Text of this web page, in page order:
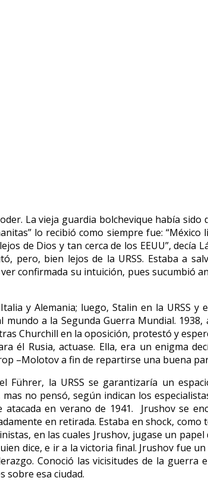
La vieja guardia bolchevique había sido
lo recibió como siempre fue: “México
de Dios y tan cerca de los EEUU”, decía
pero, bien lejos de la URSS. Estaba a
confirmada su intuición, pues sucumbió
y Alemania; luego, Stalin en la URSS y
a la Segunda Guerra Mundial. 1938,
Churchill en la oposición, protestó y
él Rusia, actuase. Ella, era un enigma
–Molotov a fin de repartirse una buena
la URSS se garantizaría un
no pensó, según indican los
en verano de 1941. Jrushov se
en retirada. Estaba en shock, como
en las cuales Jrushov, jugase un
dice, e ir a la victoria final. Jrushov fue
Conoció las vicisitudes de la guerra
sobre esa ciudad.